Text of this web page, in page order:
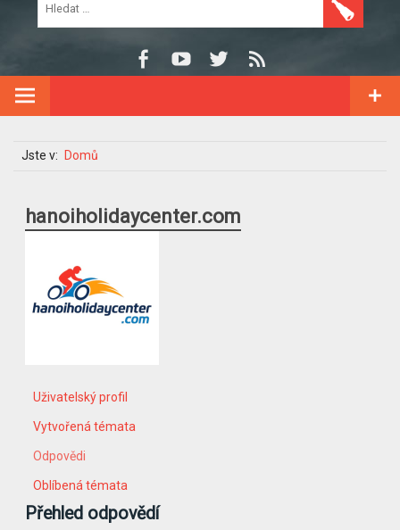
Jste v: Domů
hanoiholidaycenter.com
Uživatelský profil
Vytvořená témata
Odpovědi
Oblíbená témata
Přehled odpovědí